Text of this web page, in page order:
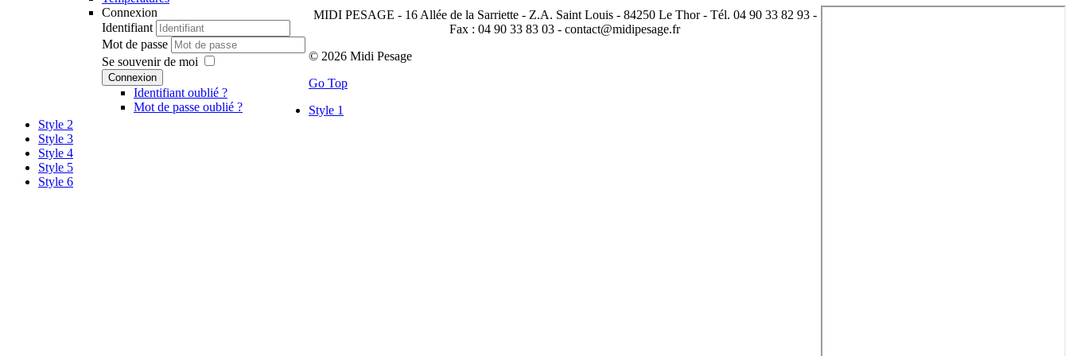
Connexion
Identifiant
Mot de passe
Se souvenir de moi
Connexion
Identifiant oublié ?
Mot de passe oublié ?
MIDI PESAGE - 16 Allée de la Sarriette - Z.A. Saint Louis - 84250 Le Thor - Tél. 04 90 33 82 93 -
Fax : 04 90 33 83 03 - contact@midipesage.fr
© 2026 Midi Pesage
Go Top
Style 1
Style 2
Style 3
Style 4
Style 5
Style 6